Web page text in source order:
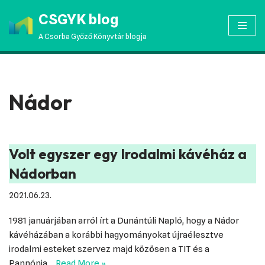
Skip
CSGYK blog
A Csorba Győző Könyvtár blogja
Nádor
Volt egyszer egy Irodalmi kávéház a
Nádorban
2021.06.23.
1981 januárjában arról írt a Dunántúli Napló, hogy a Nádor
kávéházában a korábbi hagyományokat újraélesztve
irodalmi esteket szervez majd közösen a TIT és a